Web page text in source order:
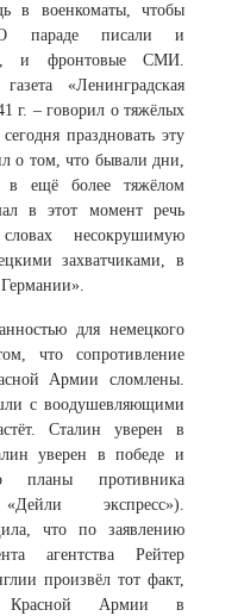
в военкоматы, чтобы
О параде писали и
и фронтовые СМИ.
«Ленинградская
г. – говорил о тяжёлых
праздновать эту
о том, что бывали дни,
в ещё более тяжёлом
в этот момент речь
несокрушимую
захватчиками, в
для немецкого
что сопротивление
Армии сломлены.
с воодушевляющими
Сталин уверен в
уверен в победе и
планы противника
экспресс»).
что по заявлению
агентства Рейтер
произвёл тот факт,
Красной Армии в